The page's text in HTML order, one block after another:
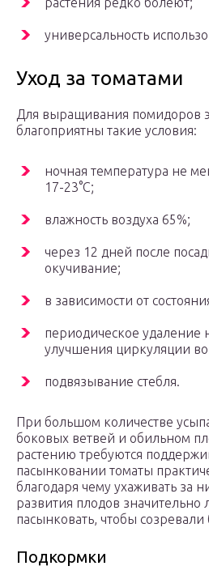
универсальность
Уход за томатами
Для выращивания помидоров
благоприятны такие условия:
ночная температура не
17-23°С;
влажность воздуха 65%;
через 12 дней после
окучивание;
в зависимости от
периодическое удаление
улучшения циркуляции
подвязывание стебля.
При большом количестве
боковых ветвей и обильном
растению требуются
пасынковании томаты
благодаря чему ухаживать за
развития плодов
пасынковать, чтобы
Подкормки